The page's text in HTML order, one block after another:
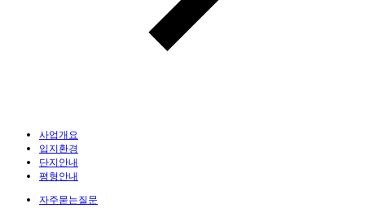
사업개요
입지환경
단지안내
평형안내
자주묻는질문